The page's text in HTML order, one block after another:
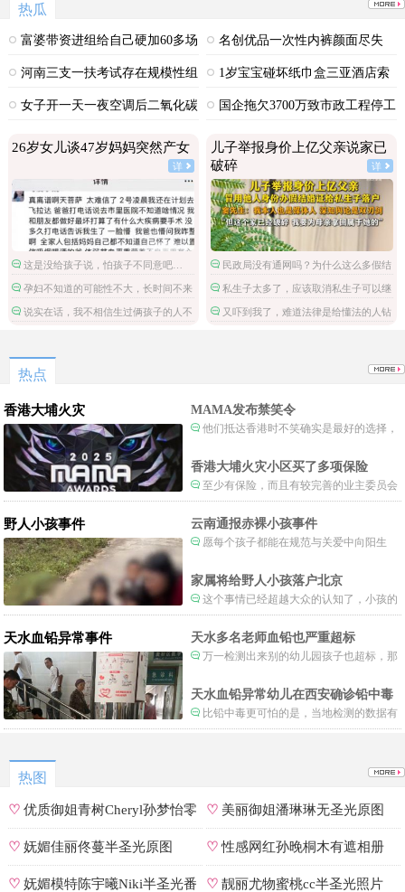
热瓜
富婆带资进组给自己硬加60多场
吻戏
名创优品一次性内裤颜面尽失
河南三支一扶考试存在规模性组
织作弊犯罪
1岁宝宝碰坏纸巾盒三亚酒店索
赔924元
女子开一天一夜空调后二氧化碳
国企拖欠3700万致市政工程停工
26岁女儿谈47岁妈妈突然产女
详
这是没给孩子说，怕孩子不同意吧…
孕妇不知道的可能性不大，长时间不来
月经不检查吗？
说实在话，我不相信生过俩孩子的人不
儿子举报身价上亿父亲说家已
破碎
详
民政局没有通网吗？为什么这么多假结
婚证？
私生子太多了，应该取消私生子可以继
承财产的政策。
又吓到我了，难道法律是给懂法的人钻
热点
香港大埔火灾 MAMA发布禁笑令
他们抵达香港时不笑确实是最好的选择，
一种保护吧。
香港大埔火灾小区买了多项保险
至少有保险，而且有较完善的业主委员会
制度。
野人小孩事件 云南通报赤裸小孩事件
愿每个孩子都能在规范与关爱中向阳生
家属将给野人小孩落户北京
这个事情已经超越大众的认知了，小孩的
形体和状态已经畸形了，得尽快送医。
天水血铅异常事件 天水多名老师血铅也严重超标
万一检测出来别的幼儿园孩子也超标，那
天水血铅异常幼儿在西安确诊铅中毒
比铅中毒更可怕的是，当地检测的数据有
可能被造假。
热图
♡优质御姐青树Cheryl孙梦怡零
遮罩私拍
♡ 美丽御姐潘琳琳无圣光原图
♡妩媚佳丽佟蔓半圣光原图 ♡性感网红孙晚桐木有遮相册
♡妩媚模特陈宇曦Niki半圣光番 ♡ 靓丽尤物蜜桃cc半圣光照片